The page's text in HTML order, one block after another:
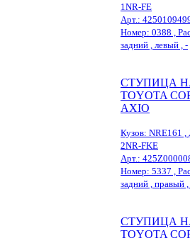
1NR-FE
Арт.:
Номер: 0388 ,
задний , левый , -
СТУПИЦА
TOYOTA
AXIO
Кузов: NRE161 ,
2NR-FKE
Арт.:
Номер: 5337 ,
задний , правый ,
СТУПИЦА
TOYOTA